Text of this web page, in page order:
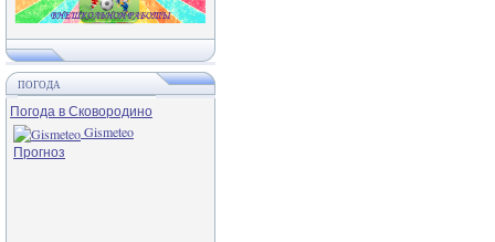
ПОГОДА
Погода в Сковородино
Gismeteo
Прогноз